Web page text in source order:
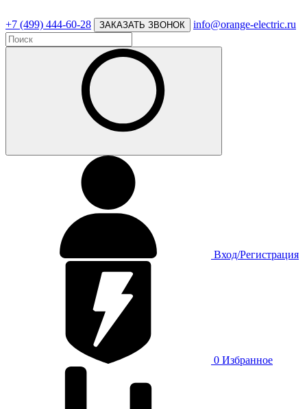
+7 (499) 444-60-28 ЗАКАЗАТЬ ЗВОНОК info@orange-electric.ru
Вход/Регистрация
0 Избранное